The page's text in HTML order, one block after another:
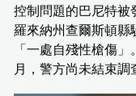
控制問題的巴尼特被
羅來納州查爾斯頓縣
「一處自殘性槍傷
月，警方尚未結束調